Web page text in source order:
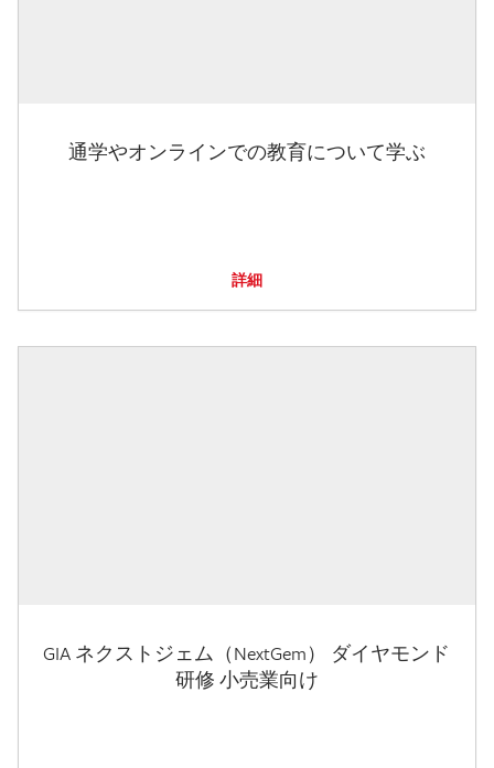
通学やオンラインでの教育について学ぶ
詳細
GIA ネクストジェム（NextGem） ダイヤモンド
研修 小売業向け